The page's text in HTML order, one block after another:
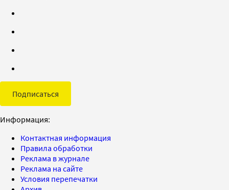
Подписаться
Информация:
Контактная информация
Правила обработки
Реклама в журнале
Реклама на сайте
Условия перепечатки